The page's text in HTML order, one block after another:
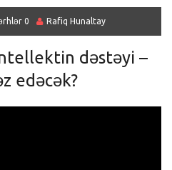
0 Rafiq Hunaltay
dəstəyi –
edəcək?